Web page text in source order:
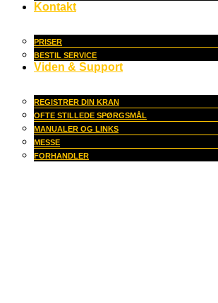
Kontakt
PRISER
BESTIL SERVICE
Viden & Support
REGISTRER DIN KRAN
OFTE STILLEDE SPØRGSMÅL
MANUALER OG LINKS
MESSE
FORHANDLER